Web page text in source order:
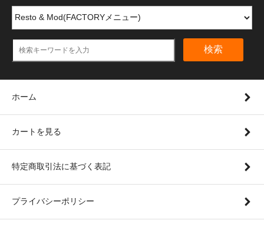
検索
ホーム
カートを見る
特定商取引法に基づく表記
プライバシーポリシー